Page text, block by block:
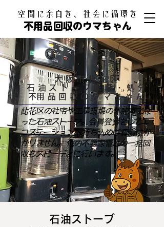
​空間に余白を、社会に循環を
不用品回収のウマちゃん
大阪市此花区
石油ストーブ廃棄・処分
​不用品回収のウマちゃん
此花区の社宅や工事現場の休憩室で使
った石油ストーブ。会員登録をしてエ
コステーションへ持ち込めば費用はか
かりません。他の不要家電との一括回
収もスピーディに行います。
石油ストーブ